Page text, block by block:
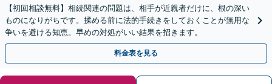
【初回相談無料】相続関連の問題は、相手が近親者だけに、根の深い
ものになりがちです。揉める前に法的手続きをしておくことが無用な
争いを避ける知恵。早めの対処がいい結果を招きます。
料金表を見る